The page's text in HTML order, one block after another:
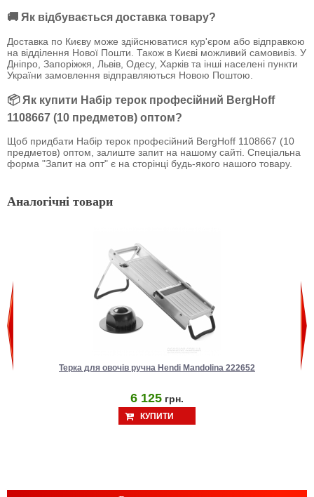
🚚 Як відбувається доставка товару?
Доставка по Києву може здійснюватися кур'єром або відправкою
на відділення Нової Пошти. Також в Києві можливий самовивіз. У
Дніпро, Запоріжжя, Львів, Одесу, Харків та інші населені пункти
України замовлення відправляються Новою Поштою.
📦 Як купити Набір терок професійний BergHoff
1108667 (10 предметов) оптом?
Щоб придбати Набір терок професійний BergHoff 1108667 (10
предметов) оптом, залиште запит на нашому сайті. Спеціальна
форма "Запит на опт" є на сторінці будь-якого нашого товару.
Аналогічні товари
Терка для овочів ручна Hendi Mandolina 222652
6 125 грн.
КУПИТИ